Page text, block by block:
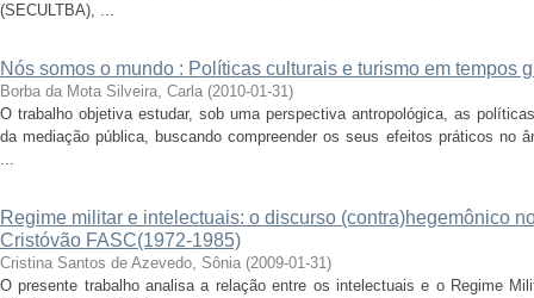
(SECULTBA), ...
Nós somos o mundo : Políticas culturais e turismo em tempos
Borba da Mota Silveira, Carla (2010-01-31)
O trabalho objetiva estudar, sob uma perspectiva antropológica, as
da mediação pública, buscando compreender os seus efeitos práticos no
...
Regime militar e intelectuais: o discurso (contra)hegemônico
Cristóvão FASC(1972-1985)
Cristina Santos de Azevedo, Sônia (2009-01-31)
O presente trabalho analisa a relação entre os intelectuais e o Regime